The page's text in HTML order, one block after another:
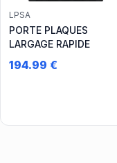
LPSA
PORTE PLAQUES
LARGAGE RAPIDE
194.99 €